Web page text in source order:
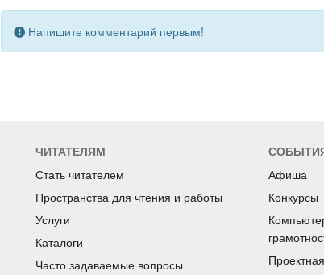
Напишите комментарий первым!
ЧИТАТЕЛЯМ
Стать читателем
Пространства для чтения и работы
Услуги
Каталоги
Часто задаваемые вопросы
Афиша
Конкурсы